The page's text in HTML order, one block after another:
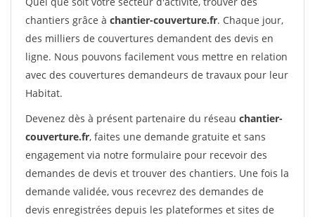
chantiers grâce à chantier-couverture.fr. Chaque jour,
des milliers de couvertures demandent des devis en
ligne. Nous pouvons facilement vous mettre en relation
avec des couvertures demandeurs de travaux pour leur
Habitat.
Devenez dès à présent partenaire du réseau chantier-
couverture.fr, faites une demande gratuite et sans
engagement via notre formulaire pour recevoir des
demandes de devis et trouver des chantiers. Une fois la
demande validée, vous recevrez des demandes de
devis enregistrées depuis les plateformes et sites de